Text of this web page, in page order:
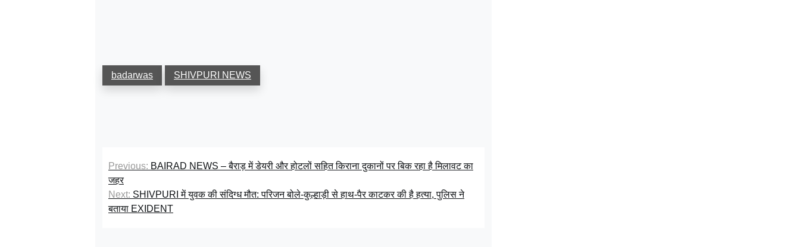
badarwas SHIVPURI NEWS
Previous: BAIRAD NEWS – बैराड़ में डेयरी और होटलों सहित किराना दुकानों पर बिक रहा है मिलावट का
जहर
Next: SHIVPURI में युवक की संदिग्ध मौत: परिजन बोले-कुल्हाड़ी से हाथ-पैर काटकर की है हत्या, पुलिस ने
बताया EXIDENT